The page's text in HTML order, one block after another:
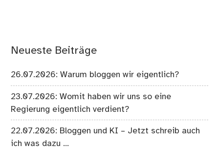
Neueste Beiträge
26.07.2026: Warum bloggen wir eigentlich?
23.07.2026: Womit haben wir uns so eine
Regierung eigentlich verdient?
22.07.2026: Bloggen und KI – Jetzt schreib auch
ich was dazu …